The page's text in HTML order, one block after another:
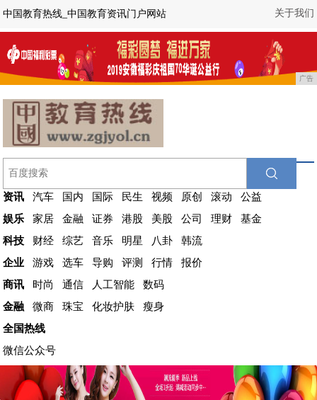
关于我们
中国教育热线_中国教育资讯门户网站
广告
资讯 汽车 国内 国际 民生 视频 原创 滚动
公益
娱乐
家居 金融 证券 港股 美股 公司 理财
基金
科技
财经 综艺 音乐 明星 八卦
韩流
企业
游戏 选车 导购 评测 行情
报价
商讯
时尚 通信 人工智能
数码
金融
微商 珠宝 化妆护肤
瘦身
全国热线
微信公众号